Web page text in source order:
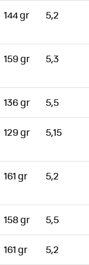
144 gr 5,2
159 gr 5,3
136 gr 5,5
129 gr 5,15
161 gr 5,2
158 gr 5,5
161 gr 5,2